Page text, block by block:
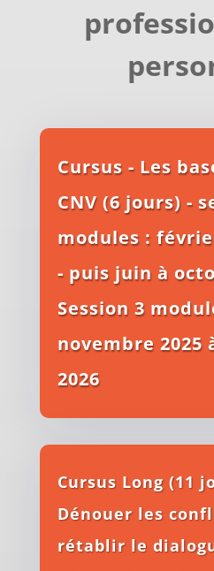
Cursus - Les
CNV (6 jours) -
modules :
- puis juin à
Session 3
novembre 2025
2026
Cursus Long (11
Dénouer les
rétablir le